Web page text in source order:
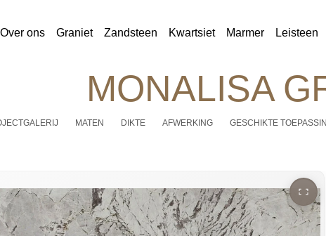
Over ons Graniet Zandsteen Kwartsiet Marmer Leisteen
MONALISA
MATEN DIKTE AFWERKING GESCHIKTE